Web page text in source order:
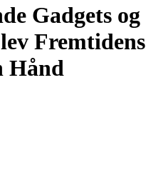
Gadgets og
Fremtidens
Hånd